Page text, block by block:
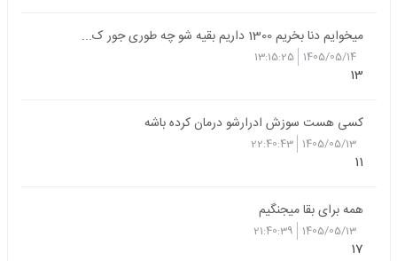
میخوایم دنا بخریم 1300 داریم بقیه شو چه طوری جور ک...
1405/05/14
13:15:25
13
کسی هست سوزش ادرارشو درمان کرده باشه
1405/05/13
22:40:43
11
همه برای بقا میجنگیم
1405/05/13
21:40:39
17